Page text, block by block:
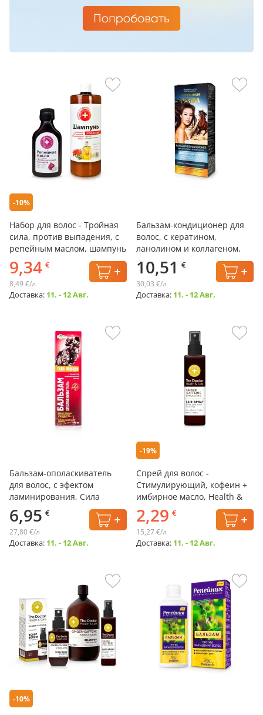
-10%
Набор для волос - Тройная
сила, против выпадения, с
репейным маслом, шампунь
+ масло
9,34 €
8,49 €/л
Доставка: 11. - 12 Авг.
Бальзам-кондиционер для
волос, с кератином,
ланолином и коллагеном,
Лошадиная Грива, Pharma
Group, 350 мл
10,51 €
30,03 €/л
Доставка: 11. - 12 Авг.
Бальзам-ополаскиватель
для волос, с эфектом
ламинирования, Сила
лошади, 250 мл
6,95 €
27,80 €/л
Доставка: 11. - 12 Авг.
-19%
Спрей для волос -
Стимулирующий, кофеин +
имбирное масло, Health &
Care, The Doctor, 150 мл
2,29 €
15,27 €/л
Доставка: 11. - 12 Авг.
-10%